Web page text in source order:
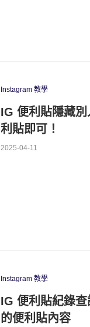
Instagram 教學
IG 便利貼隱藏
利貼即可！
2025-04-11
Instagram 教學
IG 便利貼紀錄
的便利貼內容